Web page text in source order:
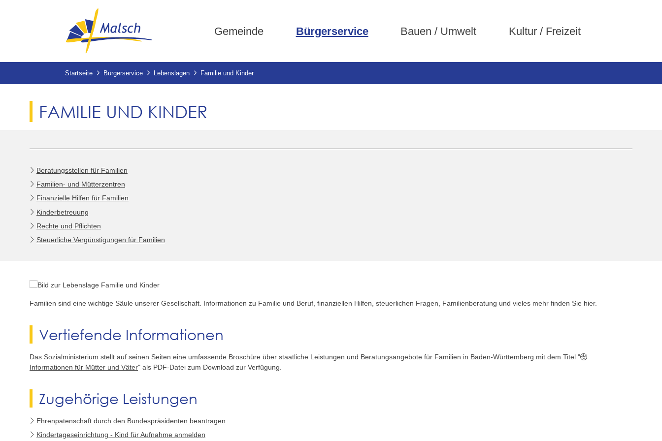
Gemeinde Bürgerservice Bauen / Umwelt Kultur / Freizeit
Startseite Bürgerservice Lebenslagen Familie und Kinder
FAMILIE UND KINDER
Beratungsstellen für Familien
Familien- und Mütterzentren
Finanzielle Hilfen für Familien
Kinderbetreuung
Rechte und Pflichten
Steuerliche Vergünstigungen für Familien
Familien sind eine wichtige Säule unserer Gesellschaft. Informationen zu Familie und Beruf, finanziellen Hilfen, steuerlichen Fragen, Familienberatung und vieles mehr finden Sie hier.
Vertiefende Informationen
Das Sozialministerium stellt auf seinen Seiten eine umfassende Broschüre über staatliche Leistungen und Beratungsangebote für Familien in Baden-Württemberg mit dem Titel "
Informationen für Mütter und Väter" als PDF-Datei zum Download zur Verfügung.
Zugehörige Leistungen
Ehrenpatenschaft durch den Bundespräsidenten beantragen
Kindertageseinrichtung - Kind für Aufnahme anmelden